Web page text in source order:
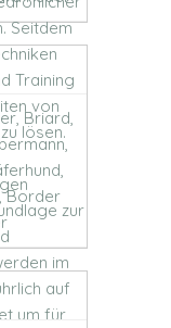
Briard,
Border
Seitdem
Training
von
lösen.
zur
im
auf
um für